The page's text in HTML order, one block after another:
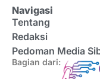
Navigasi
Tentang
Redaksi
Pedoman Media
Bagian dari: